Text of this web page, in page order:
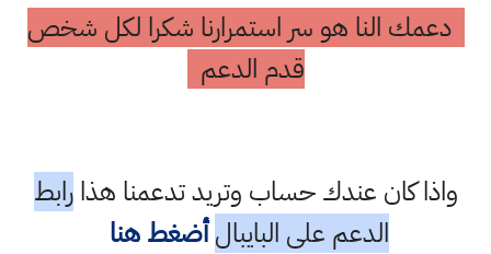
دعمك النا هو سر استمرارنا شكرا لكل شخص
قدم الدعم
واذا كان عندك حساب وتريد تدعمنا هذارابط
الدعم على البايبال أضغط هنا